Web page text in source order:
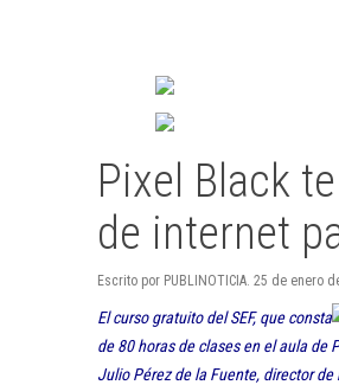
Pixel Black
de internet
Escrito por PUBLINOTICIA. 25 de enero
El curso gratuito del SEF, que consta
de 80 horas de clases en el aula de
Julio Pérez de la Fuente, director